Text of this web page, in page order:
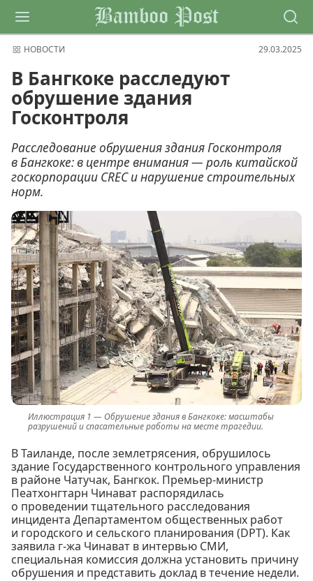
Bamboo Post
НОВОСТИ 29.03.2025
В Бангкоке расследуют
обрушение здания
Госконтроля
Расследование обрушения здания Госконтроля
в Бангкоке: в центре внимания — роль китайской
госкорпорации CREC и нарушение строительных
норм.
Обрушение здания в Бангкоке: масштабы
разрушений и спасательные работы на месте трагедии.
В Таиланде, после землетрясения, обрушилось
здание Государственного контрольного управления
в районе Чатучак, Бангкок. Премьер-министр
Пеатхонгтарн Чинават распорядилась
о проведении тщательного расследования
инцидента Департаментом общественных работ
и городского и сельского планирования (DPT). Как
заявила г-жа Чинават в интервью СМИ,
специальная комиссия должна установить причину
обрушения и представить доклад в течение недели.